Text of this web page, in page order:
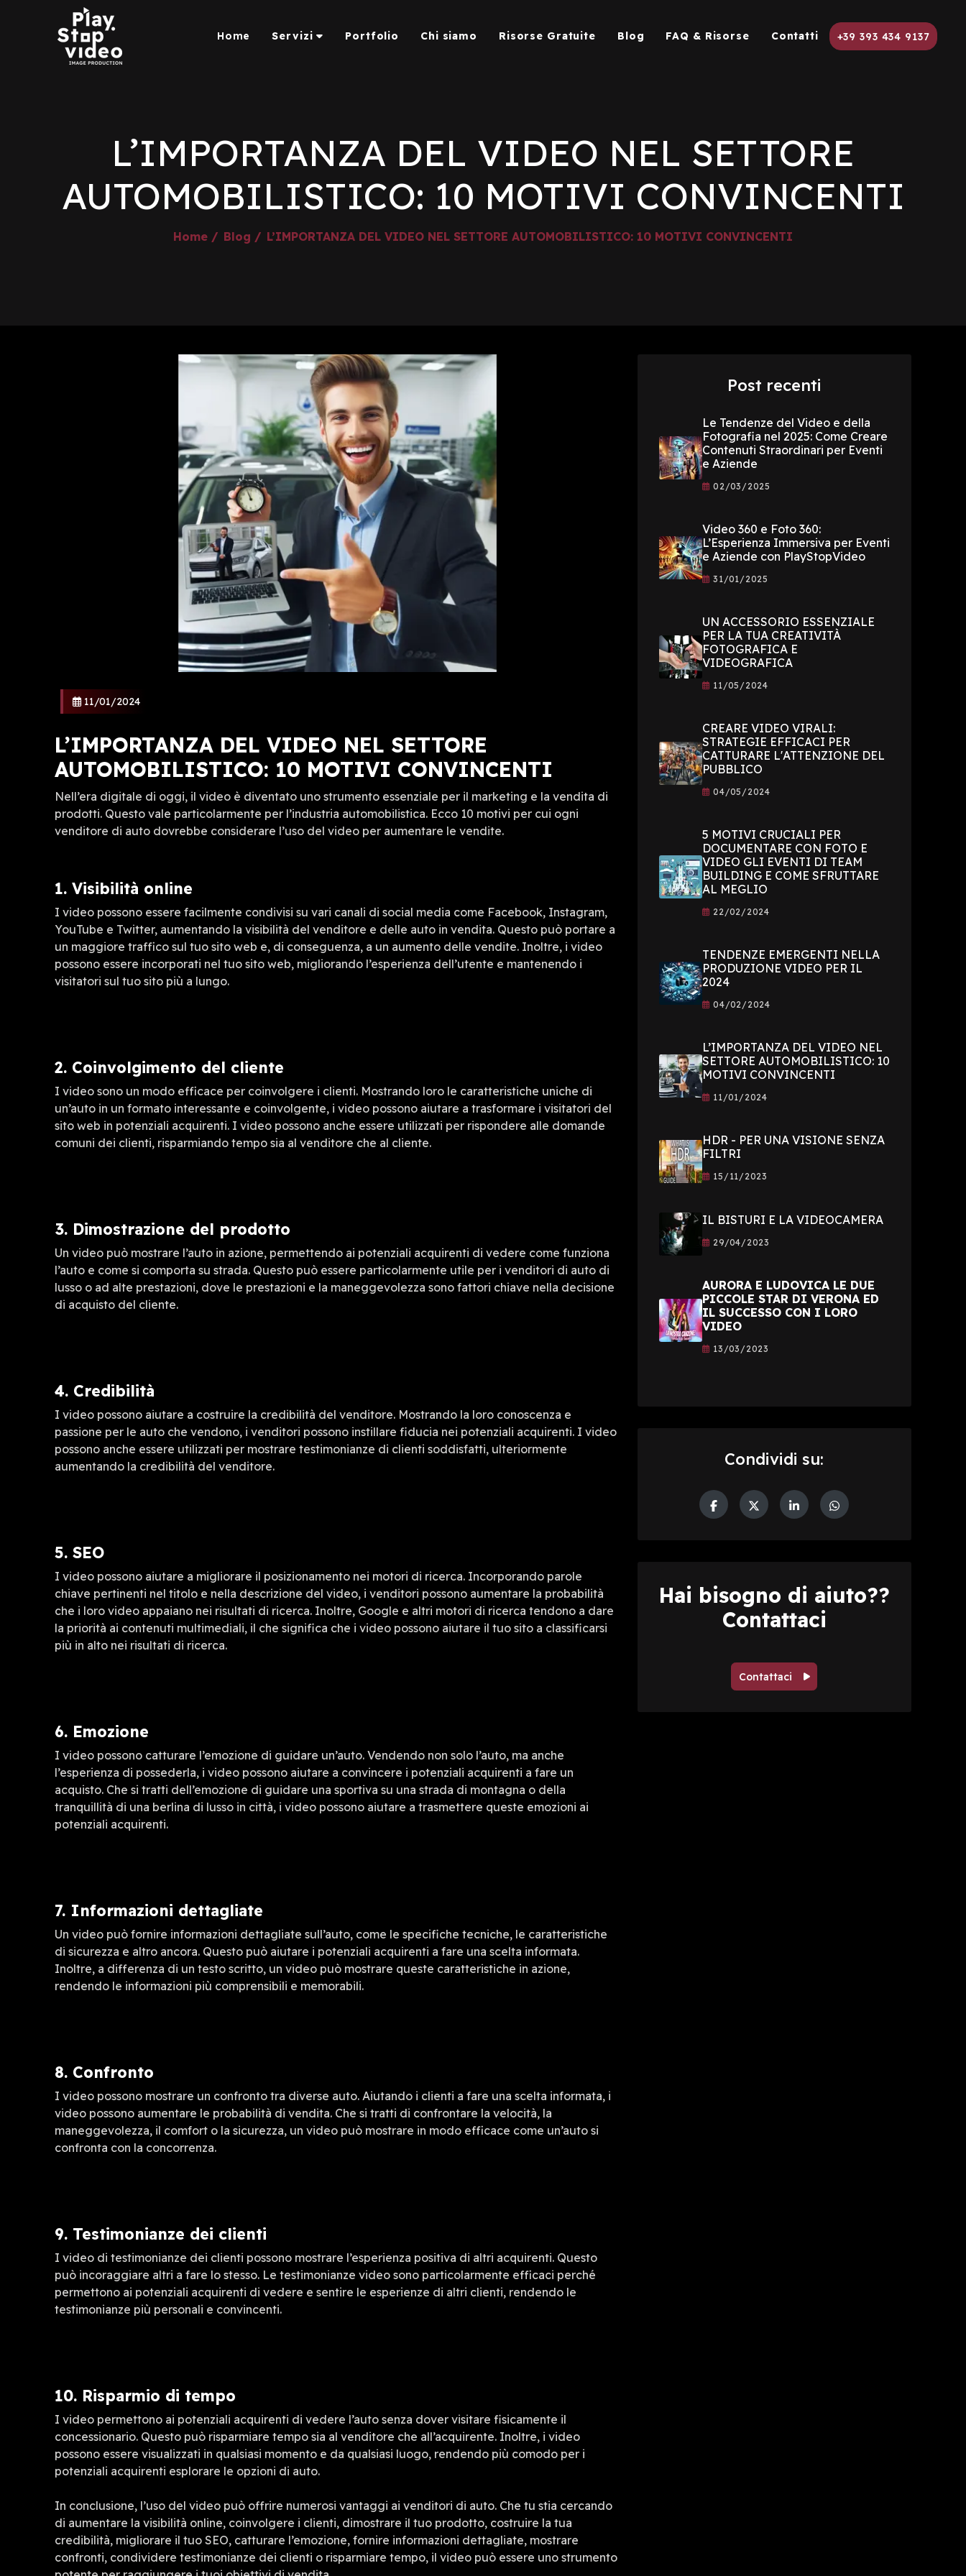
Home Servizi Portfolio Chi siamo Risorse Gratuite Blog FAQ & Risorse Contatti +39 393 434 9137
L’IMPORTANZA DEL VIDEO NEL SETTORE
AUTOMOBILISTICO: 10 MOTIVI CONVINCENTI
Home / Blog / L’IMPORTANZA DEL VIDEO NEL SETTORE AUTOMOBILISTICO: 10 MOTIVI CONVINCENTI
11/01/2024
L’IMPORTANZA DEL VIDEO NEL SETTORE
AUTOMOBILISTICO: 10 MOTIVI CONVINCENTI
Nell’era digitale di oggi, il video è diventato uno strumento essenziale per il marketing e la vendita di
prodotti. Questo vale particolarmente per l’industria automobilistica. Ecco 10 motivi per cui ogni
venditore di auto dovrebbe considerare l’uso del video per aumentare le vendite.
1. Visibilità online
I video possono essere facilmente condivisi su vari canali di social media come Facebook, Instagram,
YouTube e Twitter, aumentando la visibilità del venditore e delle auto in vendita. Questo può portare a
un maggiore traffico sul tuo sito web e, di conseguenza, a un aumento delle vendite. Inoltre, i video
possono essere incorporati nel tuo sito web, migliorando l’esperienza dell’utente e mantenendo i
visitatori sul tuo sito più a lungo.
2. Coinvolgimento del cliente
I video sono un modo efficace per coinvolgere i clienti. Mostrando loro le caratteristiche uniche di
un’auto in un formato interessante e coinvolgente, i video possono aiutare a trasformare i visitatori del
sito web in potenziali acquirenti. I video possono anche essere utilizzati per rispondere alle domande
comuni dei clienti, risparmiando tempo sia al venditore che al cliente.
3. Dimostrazione del prodotto
Un video può mostrare l’auto in azione, permettendo ai potenziali acquirenti di vedere come funziona
l’auto e come si comporta su strada. Questo può essere particolarmente utile per i venditori di auto di
lusso o ad alte prestazioni, dove le prestazioni e la maneggevolezza sono fattori chiave nella decisione
di acquisto del cliente.
4. Credibilità
I video possono aiutare a costruire la credibilità del venditore. Mostrando la loro conoscenza e
passione per le auto che vendono, i venditori possono instillare fiducia nei potenziali acquirenti. I video
possono anche essere utilizzati per mostrare testimonianze di clienti soddisfatti, ulteriormente
aumentando la credibilità del venditore.
5. SEO
I video possono aiutare a migliorare il posizionamento nei motori di ricerca. Incorporando parole
chiave pertinenti nel titolo e nella descrizione del video, i venditori possono aumentare la probabilità
che i loro video appaiano nei risultati di ricerca. Inoltre, Google e altri motori di ricerca tendono a dare
la priorità ai contenuti multimediali, il che significa che i video possono aiutare il tuo sito a classificarsi
più in alto nei risultati di ricerca.
6. Emozione
I video possono catturare l’emozione di guidare un’auto. Vendendo non solo l’auto, ma anche
l’esperienza di possederla, i video possono aiutare a convincere i potenziali acquirenti a fare un
acquisto. Che si tratti dell’emozione di guidare una sportiva su una strada di montagna o della
tranquillità di una berlina di lusso in città, i video possono aiutare a trasmettere queste emozioni ai
potenziali acquirenti.
7. Informazioni dettagliate
Un video può fornire informazioni dettagliate sull’auto, come le specifiche tecniche, le caratteristiche
di sicurezza e altro ancora. Questo può aiutare i potenziali acquirenti a fare una scelta informata.
Inoltre, a differenza di un testo scritto, un video può mostrare queste caratteristiche in azione,
rendendo le informazioni più comprensibili e memorabili.
8. Confronto
I video possono mostrare un confronto tra diverse auto. Aiutando i clienti a fare una scelta informata, i
video possono aumentare le probabilità di vendita. Che si tratti di confrontare la velocità, la
maneggevolezza, il comfort o la sicurezza, un video può mostrare in modo efficace come un’auto si
confronta con la concorrenza.
9. Testimonianze dei clienti
I video di testimonianze dei clienti possono mostrare l’esperienza positiva di altri acquirenti. Questo
può incoraggiare altri a fare lo stesso. Le testimonianze video sono particolarmente efficaci perché
permettono ai potenziali acquirenti di vedere e sentire le esperienze di altri clienti, rendendo le
testimonianze più personali e convincenti.
10. Risparmio di tempo
I video permettono ai potenziali acquirenti di vedere l’auto senza dover visitare fisicamente il
concessionario. Questo può risparmiare tempo sia al venditore che all’acquirente. Inoltre, i video
possono essere visualizzati in qualsiasi momento e da qualsiasi luogo, rendendo più comodo per i
potenziali acquirenti esplorare le opzioni di auto.
In conclusione, l’uso del video può offrire numerosi vantaggi ai venditori di auto. Che tu stia cercando
di aumentare la visibilità online, coinvolgere i clienti, dimostrare il tuo prodotto, costruire la tua
credibilità, migliorare il tuo SEO, catturare l’emozione, fornire informazioni dettagliate, mostrare
confronti, condividere testimonianze dei clienti o risparmiare tempo, il video può essere uno strumento
Post recenti
Le Tendenze del Video e della
Fotografia nel 2025: Come Creare
Contenuti Straordinari per Eventi
e Aziende
02/03/2025
Video 360 e Foto 360:
L’Esperienza Immersiva per Eventi
e Aziende con PlayStopVideo
31/01/2025
UN ACCESSORIO ESSENZIALE
PER LA TUA CREATIVITÀ
FOTOGRAFICA E
VIDEOGRAFICA
11/05/2024
CREARE VIDEO VIRALI:
STRATEGIE EFFICACI PER
CATTURARE L'ATTENZIONE DEL
PUBBLICO
04/05/2024
5 MOTIVI CRUCIALI PER
DOCUMENTARE CON FOTO E
VIDEO GLI EVENTI DI TEAM
BUILDING E COME SFRUTTARE
AL MEGLIO
22/02/2024
TENDENZE EMERGENTI NELLA
PRODUZIONE VIDEO PER IL
2024
04/02/2024
L’IMPORTANZA DEL VIDEO NEL
SETTORE AUTOMOBILISTICO: 10
MOTIVI CONVINCENTI
11/01/2024
HDR - PER UNA VISIONE SENZA
FILTRI
15/11/2023
IL BISTURI E LA VIDEOCAMERA
29/04/2023
AURORA E LUDOVICA LE DUE
PICCOLE STAR DI VERONA ED
IL SUCCESSO CON I LORO
VIDEO
13/03/2023
Condividi su:
Hai bisogno di aiuto??
Contattaci
Contattaci